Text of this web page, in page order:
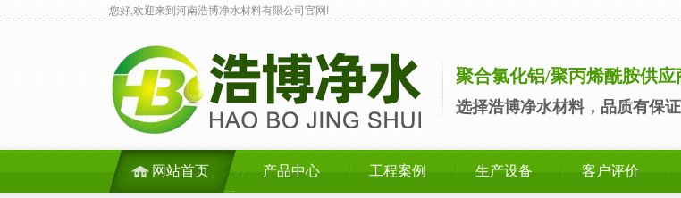
您好,欢迎来到河南浩博净水材料有限公司官网!
聚合氯化铝/聚丙烯酰胺供应
选择浩博净水材料，品质有保证
网站首页 产品中心 工程案例 生产设备 客户评价